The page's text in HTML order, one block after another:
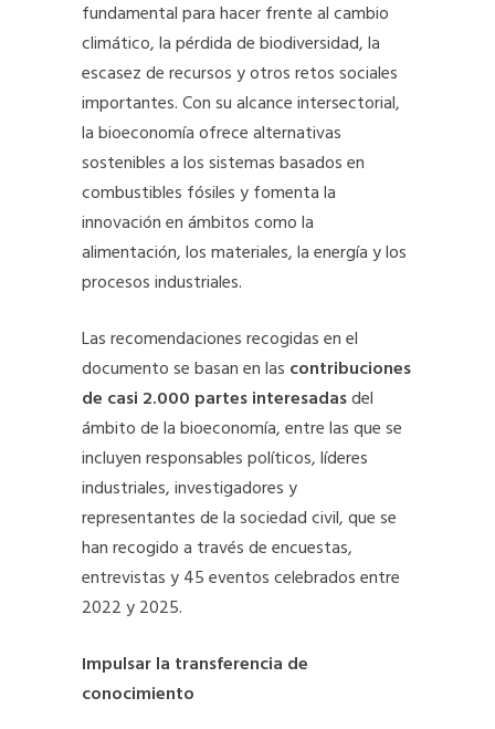
fundamental para hacer frente al cambio
climático, la pérdida de biodiversidad, la
escasez de recursos y otros retos sociales
importantes. Con su alcance intersectorial,
la bioeconomía ofrece alternativas
sostenibles a los sistemas basados en
combustibles fósiles y fomenta la
innovación en ámbitos como la
alimentación, los materiales, la energía y los
procesos industriales.
Las recomendaciones recogidas en el
documento se basan en las contribuciones
de casi 2.000 partes interesadasdel
ámbito de la bioeconomía, entre las que se
incluyen responsables políticos, líderes
industriales, investigadores y
representantes de la sociedad civil, que se
han recogido a través de encuestas,
entrevistas y 45 eventos celebrados entre
2022 y 2025.
Impulsar la transferencia de
conocimiento